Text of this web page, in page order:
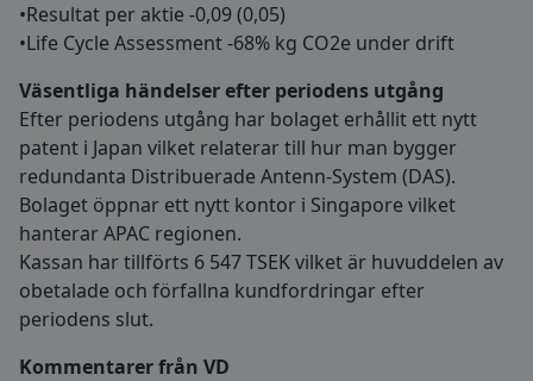
•Resultat per aktie -0,09 (0,05)
•Life Cycle Assessment -68% kg CO2e under drift
Väsentliga händelser efter periodens utgång
Efter periodens utgång har bolaget erhållit ett nytt
patent i Japan vilket relaterar till hur man bygger
redundanta Distribuerade Antenn-System (DAS).
Bolaget öppnar ett nytt kontor i Singapore vilket
hanterar APAC regionen.
Kassan har tillförts 6 547 TSEK vilket är huvuddelen av
obetalade och förfallna kundfordringar efter
periodens slut.
Kommentarer från VD